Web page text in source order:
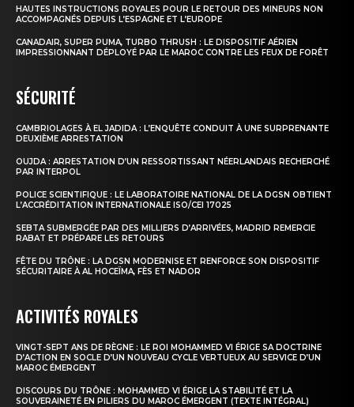
le1.ma
l'intelligence de
l'information
S'ABONNER MAINTENANT
Insight Publications
À propos
HAUTES INSTRUCTIONS ROYALES POUR LE RETOUR DES MINEURS NON
ACCOMPAGNÉS DEPUIS L’ESPAGNE ET L’EUROPE
CANADAIR, SUPER PUMA, TURBO THRUSH : LE DISPOSITIF AÉRIEN
IMPRESSIONNANT DÉPLOYÉ PAR LE MAROC CONTRE LES FEUX DE FORÊT
SÉCURITÉ
CAMBRIOLAGES À EL JADIDA : L’ENQUÊTE CONDUIT À UNE SURPRENANTE
DEUXIÈME ARRESTATION
OUJDA : ARRESTATION D’UN RESSORTISSANT NÉERLANDAIS RECHERCHÉ
PAR INTERPOL
POLICE SCIENTIFIQUE : LE LABORATOIRE NATIONAL DE LA DGSN OBTIENT
L’ACCRÉDITATION INTERNATIONALE ISO/CEI 17025
SEBTA SUBMERGÉE PAR DES MILLIERS D’ARRIVÉES, MADRID REMERCIE
RABAT ET PRÉPARE LES RETOURS
FÊTE DU TRÔNE : LA DGSN MODERNISE ET RENFORCE SON DISPOSITIF
SÉCURITAIRE À AL HOCEÏMA, FÈS ET NADOR
ACTIVITÉS ROYALES
VINGT-SEPT ANS DE RÈGNE : LE ROI MOHAMMED VI ÉRIGE SA DOCTRINE
D’ACTION EN SOCLE D’UN NOUVEAU CYCLE VERTUEUX AU SERVICE D’UN
MAROC ÉMERGENT
DISCOURS DU TRÔNE : MOHAMMED VI ÉRIGE LA STABILITÉ ET LA
SOUVERAINETÉ EN PILIERS DU MAROC ÉMERGENT (TEXTE INTÉGRAL)